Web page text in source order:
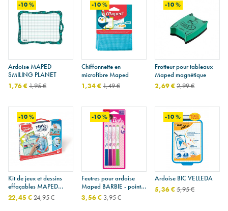
-10 %
Ardoise MAPED
SMILING PLANET
1,76 €1,95 €
-10 %
Chiffonnette en
microfibre Maped
1,34 €1,49 €
-10 %
Frotteur pour tableaux
Maped magnétique
2,69 €2,99 €
-10 %
Kit de jeux et dessins
effaçables MAPED
CREATIV
22,45 €24,95 €
-10 %
Feutres pour ardoise
Maped BARBIE - pointe
moyenne - étui de 4
3,56 €3,95 €
-10 %
Ardoise BIC VELLEDA
5,36 €5,95 €